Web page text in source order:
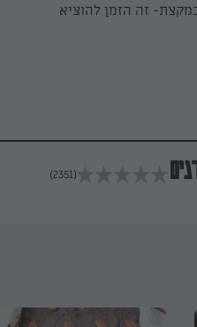
לח במקצת- זה הזמן להוציא
(2351)